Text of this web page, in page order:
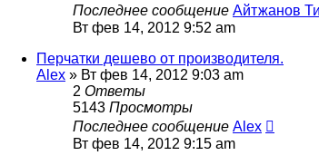
Последнее сообщение Айтжанов
Вт фев 14, 2012 9:52 am
Перчатки дешево от производителя.
Alex » Вт фев 14, 2012 9:03 am
2 Ответы
5143 Просмотры
Последнее сообщение Alex
Вт фев 14, 2012 9:15 am